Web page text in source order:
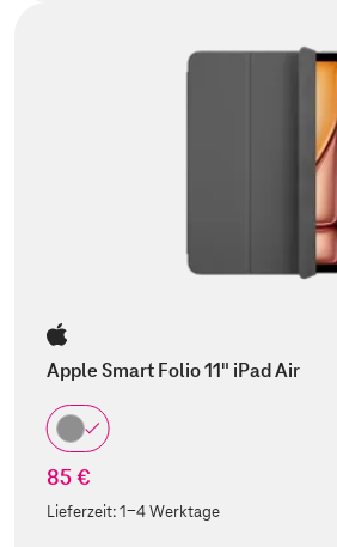
Apple Smart Folio 11" iPad Air
85 €
Lieferzeit:1-4 Werktage